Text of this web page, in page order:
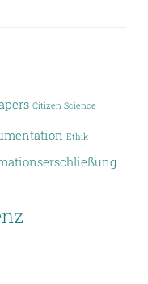
Citizen Science
Ethik